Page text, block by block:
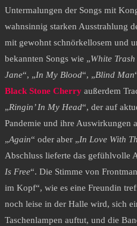
Untermalungen der Songs mit
wahnsinnig starken Ausstrahlung
mit gewohnt schnörkellosem und
bekannten Songs wie „White
Jane“, „In My Blood“, „Blind Man
Black Stone Cherry außerdem
„Ringin’ In My Head“, der auf
Pandemie und ihre Auswirkungen
„Again“ oder aber „In Love With
Abschluss lieferte das gefühlvolle
Is Free“. Die Stimme von
im Kopf“, wie es eine Freundin
noch leise in der Halle wird, sich
Taschenlampen auftut, und die